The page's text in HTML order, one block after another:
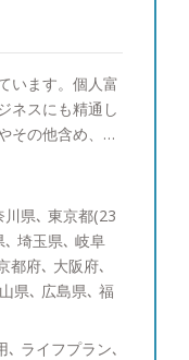
います。個人富
ネスにも精通し
その他含め、有
【運用に対す
米国ではすで
されています。
ためには、米国
す。私たちは他
本位を追及して
県､ 東京都(23
埼玉県､ 岐阜
都府､ 大阪府､
県､ 広島県､ 福
ライフプラン､